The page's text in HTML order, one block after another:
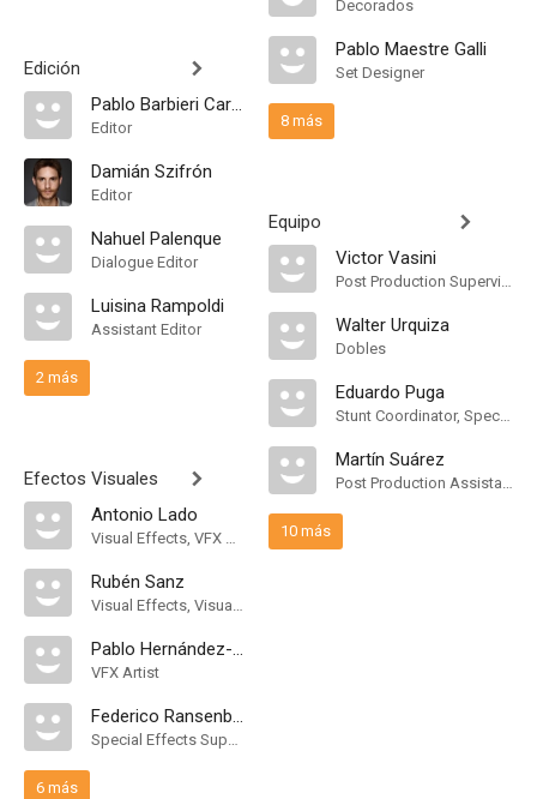
Edición
Pablo Barbieri Carrera
Editor
Damián Szifrón
Editor
Nahuel Palenque
Dialogue Editor
Luisina Rampoldi
Assistant Editor
2 más
Efectos Visuales
Antonio Lado
Visual Effects, VFX Artist
Rubén Sanz
Visual Effects, Visual Effects Technical Director
Pablo Hernández-Meléndez
VFX Artist
Federico Ransenberg
Special Effects Supervisor
6 más
Decorados
Pablo Maestre Galli
Set Designer
8 más
Equipo
Victor Vasini
Post Production Supervisor
Walter Urquiza
Dobles
Eduardo Puga
Stunt Coordinator, Special Effects Coordinator
Martín Suárez
Post Production Assistant
10 más